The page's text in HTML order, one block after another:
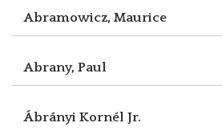
Abramowicz, Maurice
Abrany, Paul
Ábrányi Kornél Jr.